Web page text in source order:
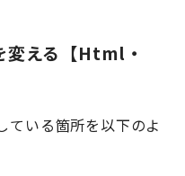
える【Html・
いる箇所を以下のよ